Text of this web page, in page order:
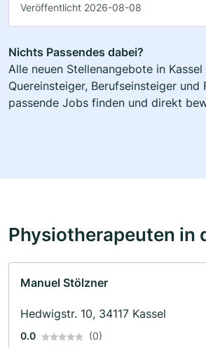
Veröffentlicht 2026-08-08
Nichts Passendes dabei?
Alle neuen Stellenangebote in
Quereinsteiger, Berufseinsteiger
passende Jobs finden und direkt
Physiotherapeuten in
Manuel Stölzner
Hedwigstr. 10, 34117 Kassel
0.0 (0)